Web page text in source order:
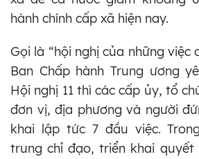
hành chính cấp xã hiện nay.
Gọi là “hội nghị của những việc
Ban Chấp hành Trung ương
Hội nghị 11 thì các cấp ủy, tổ
đơn vị, địa phương và người
khai lập tức 7 đầu việc.
trung chỉ đạo, triển khai quyết